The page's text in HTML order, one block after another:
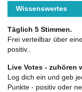
Wissenswertes
Täglich 5 Stimmen.
Frei verteilbar über
positiv..
Live Votes - zuhören
Log dich ein und geb
Punkte - positiv oder